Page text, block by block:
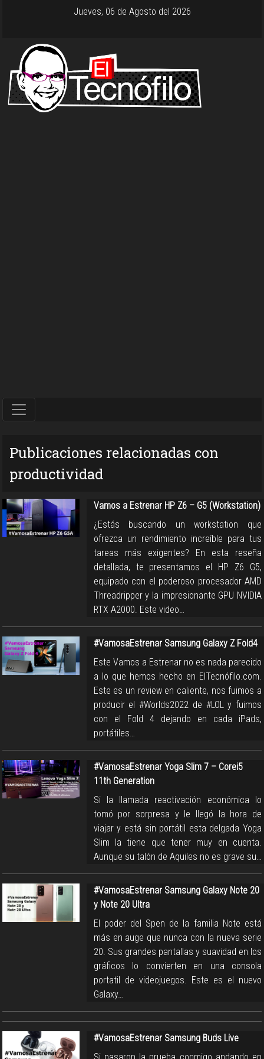
Jueves, 06 de Agosto del 2026
Publicaciones relacionadas con
productividad
Vamos a Estrenar HP Z6 – G5 (Workstation)
¿Estás buscando un workstation que
ofrezca un rendimiento increíble para tus
tareas más exigentes? En esta reseña
detallada, te presentamos el HP Z6 G5,
equipado con el poderoso procesador AMD
Threadripper y la impresionante GPU NVIDIA
RTX A2000. Este video…
#VamosaEstrenar Samsung Galaxy Z Fold4
Este Vamos a Estrenar no es nada parecido
a lo que hemos hecho en ElTecnófilo.com.
Este es un review en caliente, nos fuimos a
producir el #Worlds2022 de #LOL y fuimos
con el Fold 4 dejando en cada iPads,
portátiles…
#VamosaEstrenar Yoga Slim 7 – Corei5
11th Generation
Si la llamada reactivación económica lo
tomó por sorpresa y le llegó la hora de
viajar y está sin portátil esta delgada Yoga
Slim la tiene que tener muy en cuenta.
Aunque su talón de Aquiles no es grave su…
#VamosaEstrenar Samsung Galaxy Note 20
y Note 20 Ultra
El poder del Spen de la familia Note está
más en auge que nunca con la nueva serie
20. Sus grandes pantallas y suavidad en los
gráficos lo convierten en una consola
portatil de videojuegos. Este es el nuevo
Galaxy…
#VamosaEstrenar Samsung Buds Live